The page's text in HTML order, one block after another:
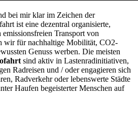
bei mir klar im Zeichen der
ist eine dezentral organisierte,
Transport von
wir für nachhaltige Mobilität, CO2-
Genuss werben. Die meisten
sind aktiv in Lastenradinitiativen,
Radreisen und / oder engagieren sich
Radverkehr oder lebenswerte Städte
Haufen begeisterter Menschen auf